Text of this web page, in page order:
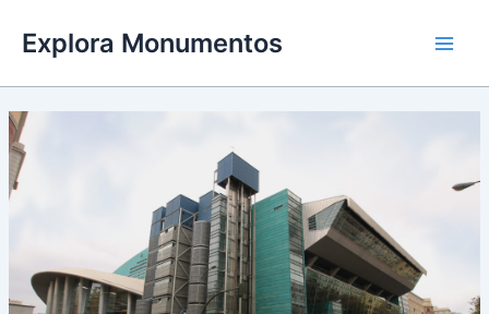
contenido
Explora Monumentos